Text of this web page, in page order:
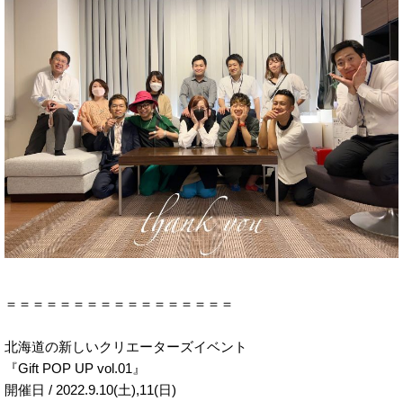
＝＝＝＝＝＝＝＝＝＝＝＝＝＝＝＝＝
北海道の新しいクリエーターズイベント
『Gift POP UP vol.01』
開催日 / 2022.9.10(土),11(日)